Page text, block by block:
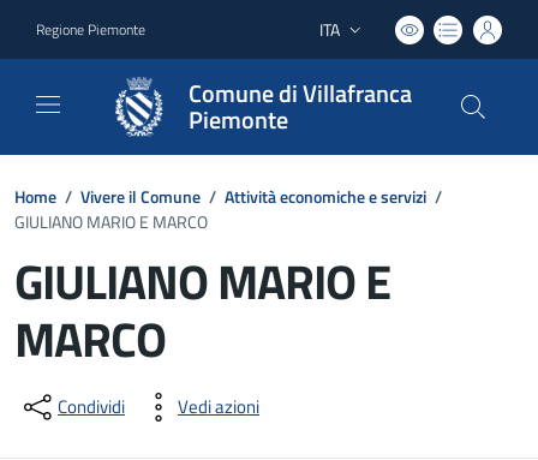
Regione Piemonte Lingua attiva:
ITA
Comune di Villafranca
Piemonte
Home / Vivere il Comune / Attività economiche e servizi /
GIULIANO MARIO E MARCO
GIULIANO MARIO E
MARCO
Dettagli del documento
Condividi Vedi azioni